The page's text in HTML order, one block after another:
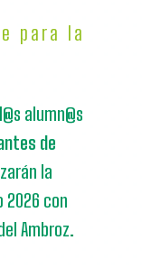
para la
alumn@s
de
la
2026 con
Ambroz.